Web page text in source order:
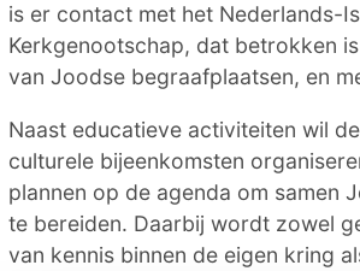
is er contact met het Nederlands-
Kerkgenootschap, dat betrokken
van Joodse begraafplaatsen, en
Naast educatieve activiteiten wil
culturele bijeenkomsten
plannen op de agenda om samen
te bereiden. Daarbij wordt zowel
van kennis binnen de eigen kring